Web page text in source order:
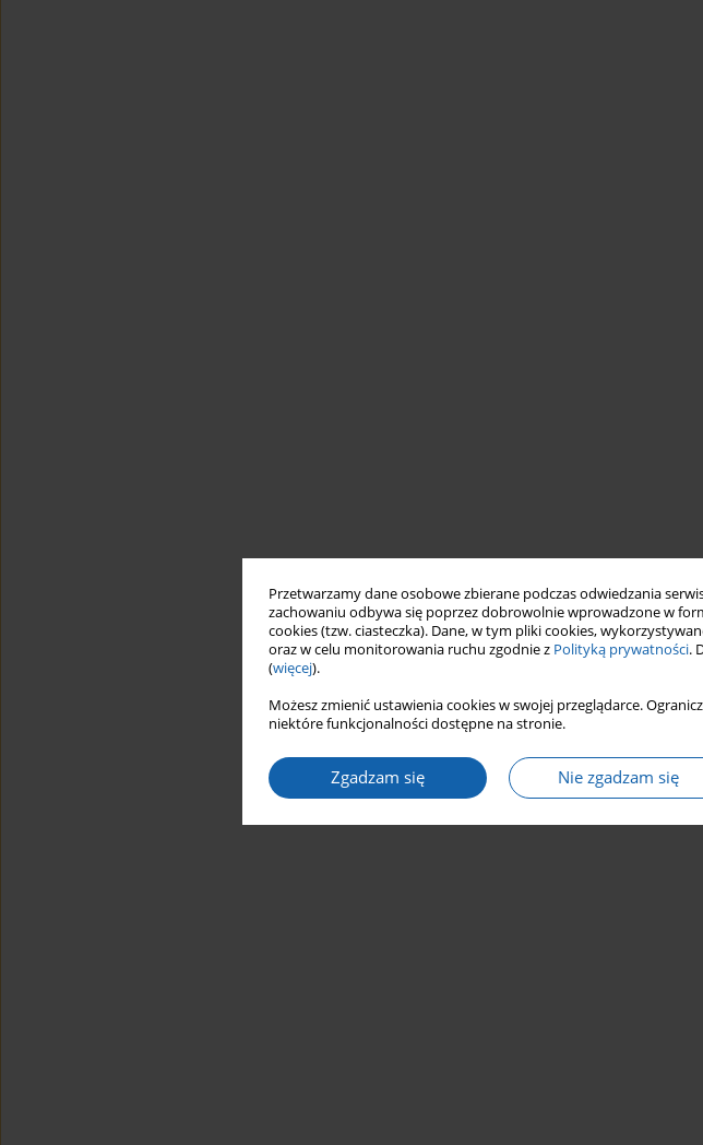
Przetwarzamy dane osobowe zbierane podczas odwiedzania
zachowaniu odbywa się poprzez dobrowolnie wprowadzone w
cookies (tzw. ciasteczka). Dane, w tym pliki cookies,
oraz w celu monitorowania ruchu zgodnie z Polityką prywatności.
(więcej).
Możesz zmienić ustawienia cookies w swojej przeglądarce.
niektóre funkcjonalności dostępne na stronie.
Zgadzam się Nie zgadzam się